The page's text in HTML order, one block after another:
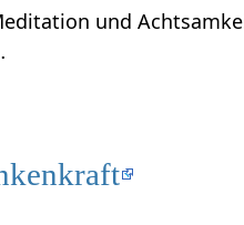
und